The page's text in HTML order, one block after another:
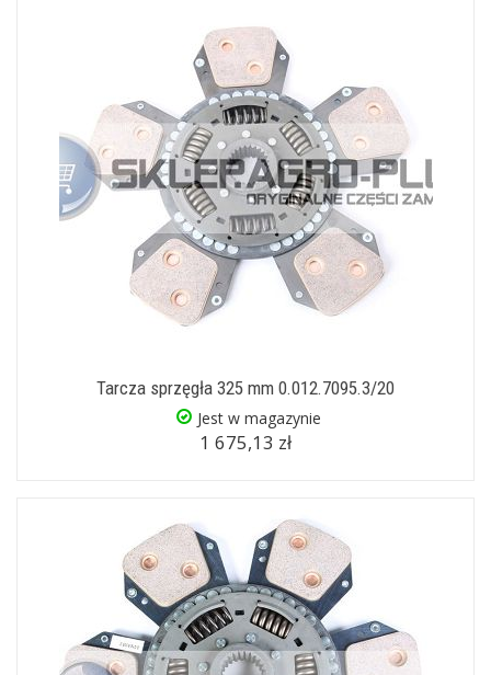
Tarcza sprzęgła 325 mm 0.012.7095.3/20
Jest w magazynie
1 675,13 zł